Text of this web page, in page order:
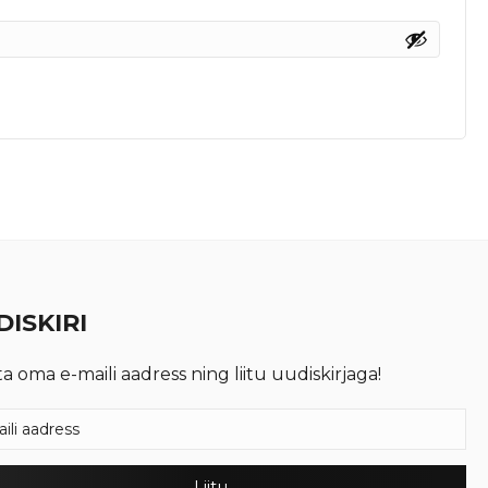
oma e-maili aadress ning liitu uudiskirjaga!